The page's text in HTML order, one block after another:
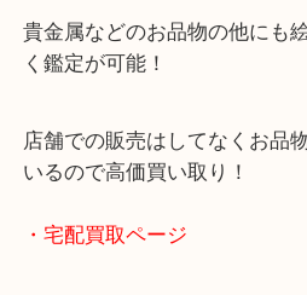
ガーデンモール木津川にあ
グもできます！
年中無休で営業中※年末年
全国1,500店舗以上で展開
買い取り！